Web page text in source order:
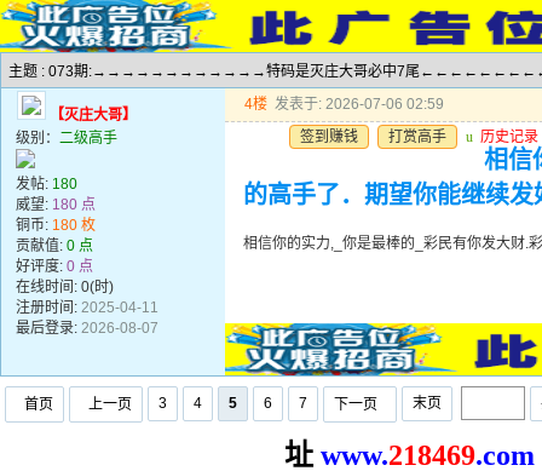
主题 : 073期:→→→→→→→→→→→→特码是灭庄大哥必中7尾
【灭庄大哥】
级别： 二级高手
发帖: 180
威望: 180 点
铜币: 180 枚
贡献值: 0 点
好评度: 0 点
在线时间: 0(时)
注册时间: 2025-04-11
最后登录: 2026-08-07
4楼 发表于: 2026-07-06 02:59
签到赚钱
打赏高手 u 历史记录
相信
的高手了．期望你能继续发
相信你的实力,_你是最棒的_彩民有你发大财.
首页 上一页 3 4 5 6 7 下一页 末页
址 www.218469.com